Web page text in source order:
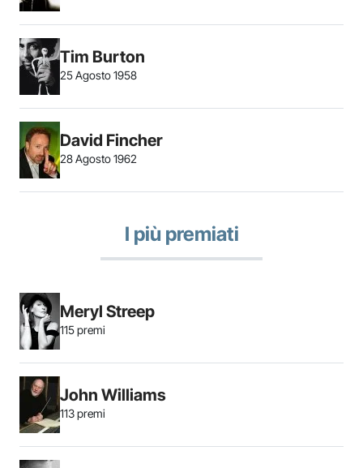
Tim Burton
25 Agosto 1958
David Fincher
28 Agosto 1962
I più premiati
Meryl Streep
115 premi
John Williams
113 premi